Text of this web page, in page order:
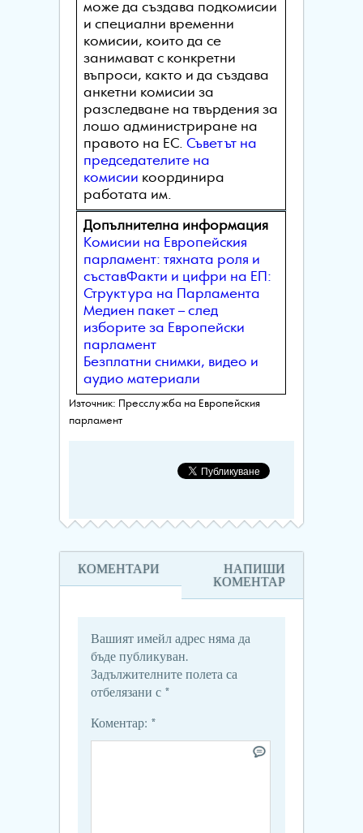
може да създава подкомисии
и специални временни
комисии, които да се
занимават с конкретни
въпроси, както и да създава
анкетни комисии за
разследване на твърдения за
лошо администриране на
правото на ЕС.Съветът на
председателите на
комисии координира
работата им.
Допълнителна информация
Комисии на Европейския
парламент: тяхната роля и
съставФакти и цифри на ЕП:
Структура на Парламента
Медиен пакет – след
изборите за Европейски
парламент
Безплатни снимки, видео и
аудио материали
Източник: Пресслужба на Европейския
парламент
КОМЕНТАРИ
НАПИШИ
КОМЕНТАР
Вашият имейл адрес няма да
бъде публикуван.
Задължителните полета са
отбелязани с *
Коментар: *